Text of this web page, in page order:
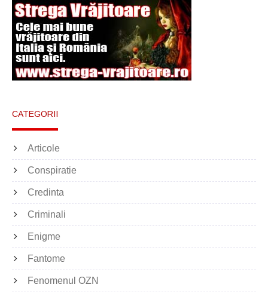
CATEGORII
Articole
Conspiratie
Credinta
Criminali
Enigme
Fantome
Fenomenul OZN